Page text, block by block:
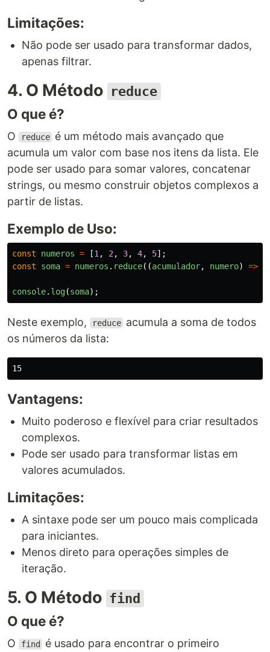
Limitações:
Não pode ser usado para transformar dados,
apenas filtrar.
4. O Método reduce
O que é?
O reduce é um método mais avançado que
acumula um valor com base nos itens da lista. Ele
pode ser usado para somar valores, concatenar
strings, ou mesmo construir objetos complexos a
partir de listas.
Exemplo de Uso:
const numeros = [1 , 2 , 3, 4, 5];
const
soma = numeros . reduce((acumulador, numero) =>
console. log(soma);
Neste exemplo, reduce acumula a soma de todos
os números da lista:
Vantagens:
Muito poderoso e flexível para criar resultados
complexos.
Pode ser usado para transformar listas em
valores acumulados.
Limitações:
A sintaxe pode ser um pouco mais complicada
para iniciantes.
Menos direto para operações simples de
iteração.
5. O Método find
O que é?
O find
é usado para encontrar o primeiro